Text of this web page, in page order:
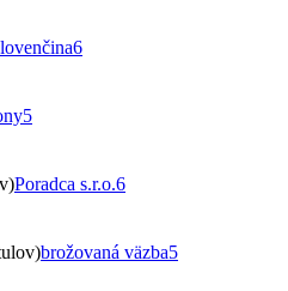
6
5
Poradca s.r.o.6
brožovaná väzba5